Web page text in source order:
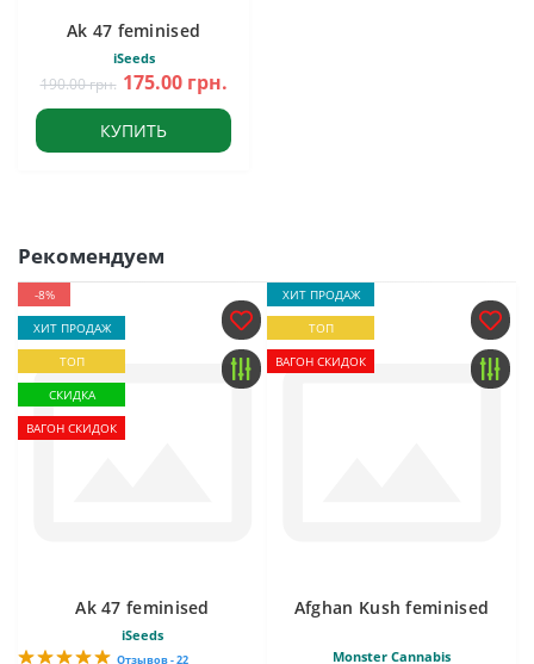
Ak 47 feminised
iSeeds
190.00 грн. 175.00 грн.
КУПИТЬ
Рекомендуем
-8%
ХИТ ПРОДАЖ
ТОП
СКИДКА
ВАГОН СКИДОК
Ak 47 feminised
iSeeds
Отзывов - 22
ХИТ ПРОДАЖ
ТОП
ВАГОН СКИДОК
Afghan Kush feminised
Monster Cannabis